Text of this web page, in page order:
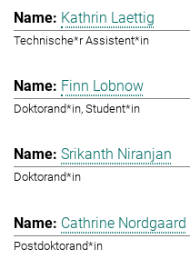
Kathrin Laettig
Technische*r Assistent*in
Finn Lobnow
Doktorand*in, Student*in
Srikanth Niranjan
Doktorand*in
Cathrine Nordgaard
Postdoktorand*in